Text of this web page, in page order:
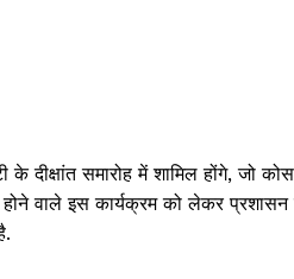
दीक्षांत समारोह में शामिल होंगे, जो
होने वाले इस कार्यक्रम को लेकर